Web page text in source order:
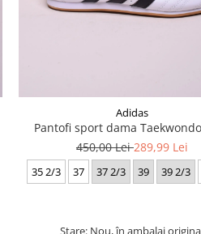
Adidas
Pantofi sport dama
450,00 Lei289,99 Lei
35 2/3 37 37 2/3 39 39 2/3